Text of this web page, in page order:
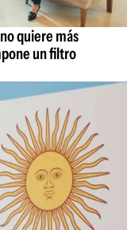
quiere más
un filtro